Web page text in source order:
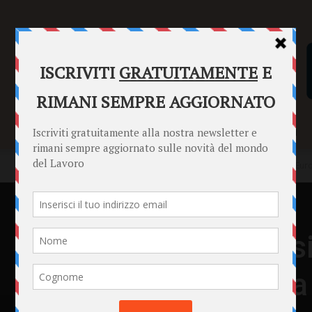
SENTENZE FORMULARI PUNTO INFORMAZIONI
Home News Eurostat: “In Italia si lavora di più che nel resto
News
Eurostat: “In Italia
resto d’Europa”